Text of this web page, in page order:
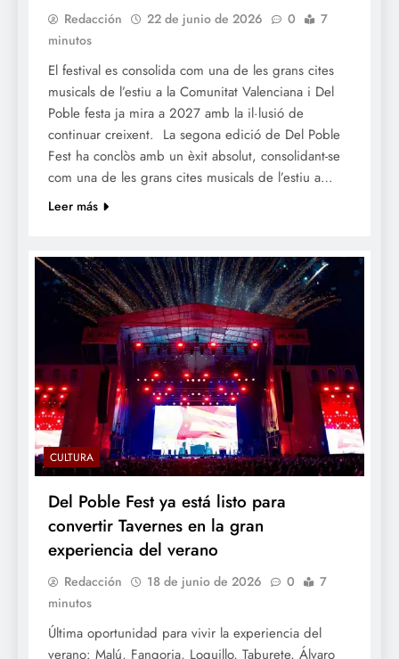
Redacción 22 de junio de 2026 0
7
minutos
El festival es consolida com una de les grans cites
musicals de l’estiu a la Comunitat Valenciana i Del
Poble festa ja mira a 2027 amb la il·lusió de
continuar creixent. La segona edició de Del Poble
Fest ha conclòs amb un èxit absolut, consolidant-se
com una de les grans cites musicals de l’estiu a…
Leer más
CULTURA
Del Poble Fest ya está listo para
convertir Tavernes en la gran
experiencia del verano
Redacción 18 de junio de 2026 0
7
minutos
Última oportunidad para vivir la experiencia del
verano: Malú, Fangoria, Loquillo, Taburete, Álvaro